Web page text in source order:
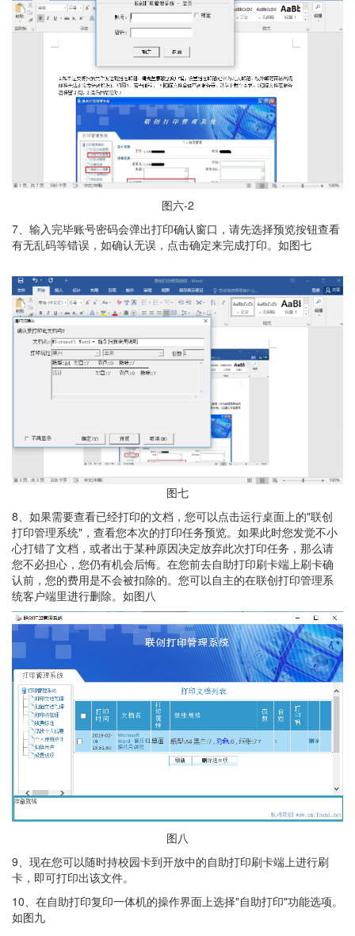
图六-2
7、输入完毕账号密码会弹出打印确认窗口，请先选择预览按钮查看
有无乱码等错误，如确认无误，点击确定来完成打印。如图七
图七
8、如果需要查看已经打印的文档，您可以点击运行桌面上的"联创
打印管理系统"，查看您本次的打印任务预览。如果此时您发觉不小
心打错了文档，或者出于某种原因决定放弃此次打印任务，那么请
您不必担心，您仍有机会后悔。在您前去自助打印刷卡端上刷卡确
认前，您的费用是不会被扣除的。您可以自主的在联创打印管理系
统客户端里进行删除。如图八
图八
9、现在您可以随时持校园卡到开放中的自助打印刷卡端上进行刷
卡，即可打印出该文件。
10、在自助打印复印一体机的操作界面上选择"自助打印"功能选项。
如图九